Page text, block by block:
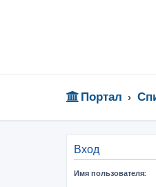
Портал
Вход
Имя пользователя: